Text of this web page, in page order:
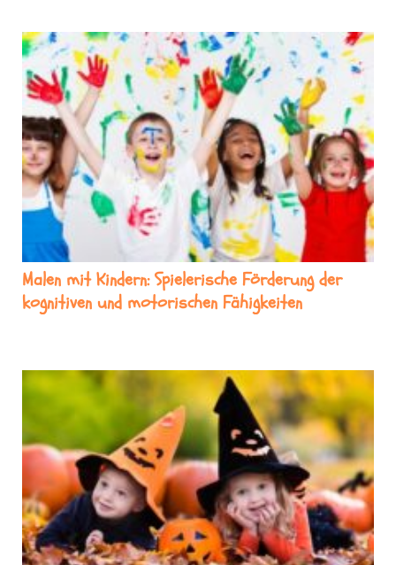
Malen mit Kindern: Spielerische Förderung der
kognitiven und motorischen Fähigkeiten